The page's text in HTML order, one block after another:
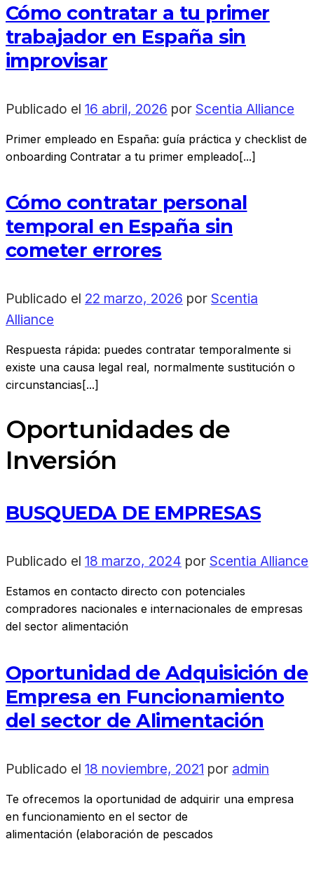
Cómo contratar a tu primer
trabajador en España sin
improvisar
Publicado el 16 abril, 2026 por Scentia Alliance
Primer empleado en España: guía práctica y checklist de
onboarding Contratar a tu primer empleado[...]
Cómo contratar personal
temporal en España sin
cometer errores
Publicado el 22 marzo, 2026 por Scentia
Alliance
Respuesta rápida: puedes contratar temporalmente si
existe una causa legal real, normalmente sustitución o
circunstancias[...]
Oportunidades de
Inversión
BUSQUEDA DE EMPRESAS
Publicado el 18 marzo, 2024 por Scentia Alliance
Estamos en contacto directo con potenciales
compradores nacionales e internacionales de empresas
del sector alimentación
Oportunidad de Adquisición de
Empresa en Funcionamiento
del sector de Alimentación
Publicado el 18 noviembre, 2021 por admin
Te ofrecemos la oportunidad de adquirir una empresa
en funcionamiento en el sector de
alimentación (elaboración de pescados